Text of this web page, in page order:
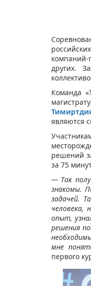
других.
Команда
являются
решений
за 75
— Так
знакомы.
задачей.
человека,
опыт,
решения
мне
первого